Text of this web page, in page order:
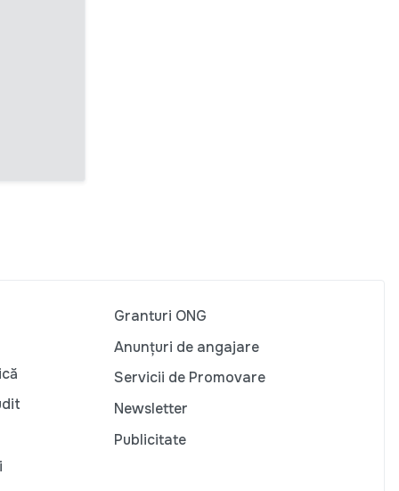
Granturi ONG
Anunțuri de angajare
Servicii de Promovare
Newsletter
Publicitate